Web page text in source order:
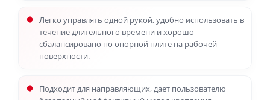
Легко управлять одной рукой, удобно использовать в
течение длительного времени и хорошо
сбалансировано по опорной плите на рабочей
поверхности.
Подходит для направляющих, дает пользователю